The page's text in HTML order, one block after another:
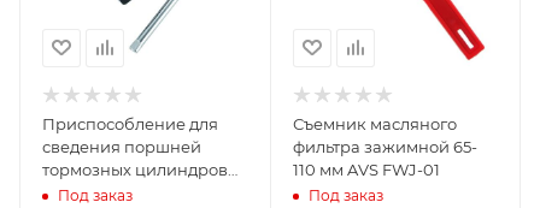
Приспособление для
сведения поршней
тормозных цилиндров
AVS DBC-03
Под заказ
Съемник масляного
фильтра зажимной 65-
110 мм AVS FWJ-01
Под заказ